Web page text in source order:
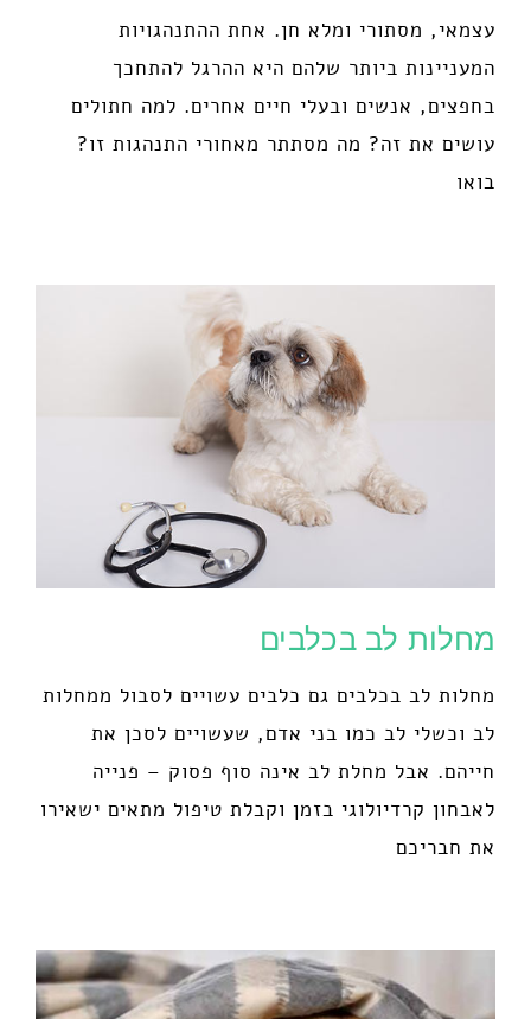
עצמאי, מסתורי ומלא חן. אחת ההתנהגויות
המעניינות ביותר שלהם היא ההרגל להתחכך
בחפצים, אנשים ובעלי חיים אחרים. למה חתולים
עושים את זה? מה מסתתר מאחורי התנהגות זו?
בואו
מחלות לב בכלבים
מחלות לב בכלבים גם כלבים עשויים לסבול ממחלות
לב וכשלי לב כמו בני אדם, שעשויים לסכן את
חייהם. אבל מחלת לב אינה סוף פסוק – פנייה
לאבחון קרדיולוגי בזמן וקבלת טיפול מתאים ישאירו
את חבריכם